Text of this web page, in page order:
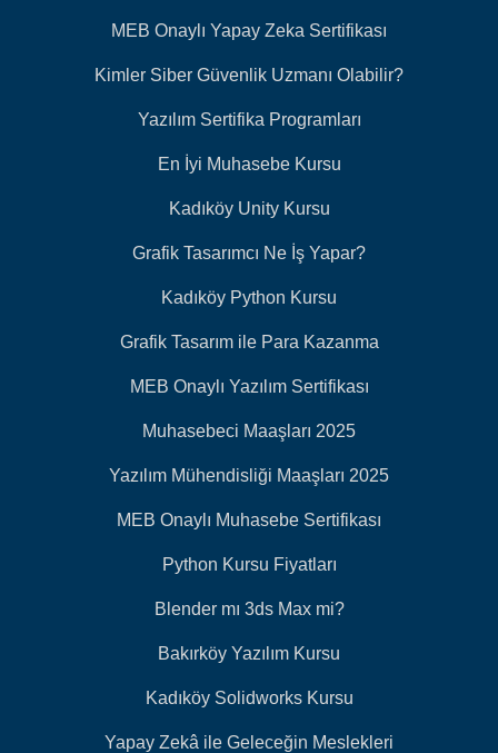
MEB Onaylı Yapay Zeka Sertifikası
Kimler Siber Güvenlik Uzmanı Olabilir?
Yazılım Sertifika Programları
En İyi Muhasebe Kursu
Kadıköy Unity Kursu
Grafik Tasarımcı Ne İş Yapar?
Kadıköy Python Kursu
Grafik Tasarım ile Para Kazanma
MEB Onaylı Yazılım Sertifikası
Muhasebeci Maaşları 2025
Yazılım Mühendisliği Maaşları 2025
MEB Onaylı Muhasebe Sertifikası
Python Kursu Fiyatları
Blender mı 3ds Max mi?
Bakırköy Yazılım Kursu
Kadıköy Solidworks Kursu
Yapay Zekâ ile Geleceğin Meslekleri